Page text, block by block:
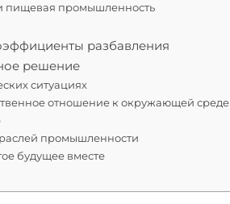
пищевая промышленность
разбавления
решение
ситуациях
отношение к окружающей среде
промышленности
будущее вместе